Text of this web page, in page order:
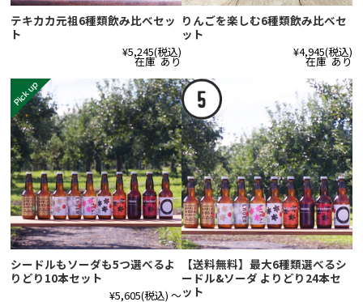
テキカカ元祖6種類飲み比べセッ
ト
¥5,245(税込)
在庫 あり
りんごを楽しむ6種類飲み比べセ
ット
¥4,945(税込)
在庫 あり
シードルもソーダも5つ選べるよ
りどり10本セット
¥5,605(税込) ～
【送料無料】最大6種類選べるシ
ードル&ソーダ よりどり24本セ
ット